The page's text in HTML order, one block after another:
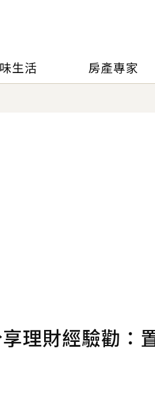
生活 房產專家
理財經驗勸：